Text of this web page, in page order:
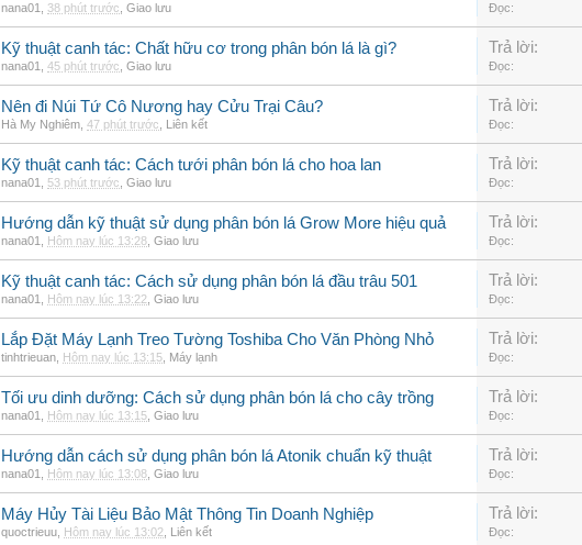
nana01 38 phút trước Giao lưu Đọc:
Kỹ thuật canh tác: Chất hữu cơ trong phân bón lá là gì?
nana01 45 phút trước Giao lưu
Trả lời:
Đọc:
Nên đi Núi Tứ Cô Nương hay Cửu Trại Câu?
Hà My Nghiêm 47 phút trước Liên kết
Trả lời:
Đọc:
Kỹ thuật canh tác: Cách tưới phân bón lá cho hoa lan
nana01 53 phút trước Giao lưu
Trả lời:
Đọc:
Hướng dẫn kỹ thuật sử dụng phân bón lá Grow More hiệu quả
nana01 Hôm nay lúc 13:28 Giao lưu
Trả lời:
Đọc:
Kỹ thuật canh tác: Cách sử dụng phân bón lá đầu trâu 501
nana01 Hôm nay lúc 13:22 Giao lưu
Trả lời:
Đọc:
Lắp Đặt Máy Lạnh Treo Tường Toshiba Cho Văn Phòng Nhỏ
tinhtrieuan Hôm nay lúc 13:15 Máy lạnh
Trả lời:
Đọc:
Tối ưu dinh dưỡng: Cách sử dụng phân bón lá cho cây trồng
nana01 Hôm nay lúc 13:15 Giao lưu
Trả lời:
Đọc:
Hướng dẫn cách sử dụng phân bón lá Atonik chuẩn kỹ thuật
nana01 Hôm nay lúc 13:08 Giao lưu
Trả lời:
Đọc:
Máy Hủy Tài Liệu Bảo Mật Thông Tin Doanh Nghiệp
quoctrieuu Hôm nay lúc 13:02 Liên kết
Trả lời:
Đọc: